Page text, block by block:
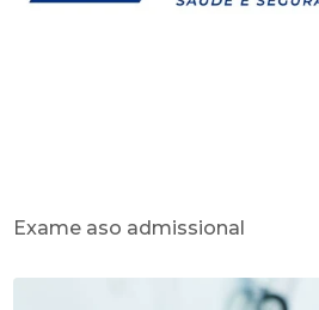
Exame aso admissional